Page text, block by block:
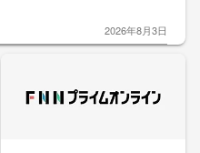
2026年8月3日